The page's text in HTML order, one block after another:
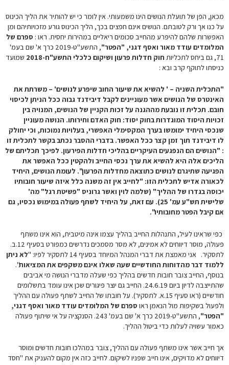
מכאן, הפן של תועלת הנושים הינו משמעותי. אין לומר כי יש להותיר את הליך הכינוס
על כנו אך ורק לטובתם. הנושים אינם חפצים בכך, הליך הכינוס גורע מזכויותיהם ומן
האפשרות שלהם להיפרע מהחייב סכומים ריאליים במהירות יחסית. ראו : ספרם של
המלומדים עודד מאור ואסף דגני, "הפטר"
, התשע"ט-2019 כרך א' שם בעמ'
71, גם ביחס לתכליות
חוק חדלות פרעון ושיקום כלכלי התשע"ח-2018
שמועד
כניסתו לתוקף קרב ובא :
"התכלית השניה – ' להשיא את שיעור החוב שיפרע לנושים' – משרתת את
האינטרס של הנושים אשר מעוניינים לקבל דיבידנד גבוה ככל הניתן לכיסוי
חובם. תכלית זו נובעת מההגנה על זכות הקניין של הנושים, המנויה בין
זכויות היסוד המוגדרות בחוק יסוד: חוק האדם וחירותו. הנושה מעוניין
שנכסי היחיד ימומשו בערך המקסימלי האפשרי, בעלויות נמוכות, וכי יחולק
לו דיבידנד תוך זמן קצר ככל האפשר. בדברי ההסבר נכתב בקשר לתכלית זו
: "הנושים הם הנפגעים העיקריים בהליכי חדלות הפירעון. לפיכך תכליתם של
הליכים אלה היא להשיא את ערך נכסי החייב ולהקטין ככל האפשר את
הפגיעה שתיגרם לנושים כתוצאה מחדלות הפרעון". לעומת הנושים, היחיד
לכאורה אדיש לתכלית הזו: "לחייב אין זה משנה כלל איזה שיעור חובותיו
יכוסה בגדרו של ההליך" (שלמה לוין ואשר גרוניס "פשיטת רגל" מה'
שלישית תש"ע עמ' 25). עם זאת, על היחיד לשתף פעולה במימוש נכסיו, גם
אם קיבל הפטר מחובותיו".
כפי שראינו לעיל, התנהלות החייב בהליך עצמו אינה מיטבית, הוא אינו משתף
פעולה, מוסר דיווחים לא אמינים, לא מסר מסמכים נדרשים כמפורט בסעיף 12.ב.
לתסקיר. אני מאמצת את דברי המנהל המיוחד בסעיף 14 לתסקיר לפיו: "
לא ניתן
ללמוד דבר מהדוחות החודשיים שעה שאלו אינם משקפים את המציאות".
בנוסף, החייב צובר חובות חדשים בהליך כפי שעלה מדברי הנושה מי אביבים
שהתייצבה לדיון ביום 24.6.19. החייב גם יוצר פיגורים שכן אינו עומד בתשלומים
חודשיים (ראו סעיף 15.א. לתסקיר). על חובתו של החייב לשתף פעולה עם ההליך
ולפעול בשקיפות מול הנאמן ראו ספרם של המלומדים עודד מאור ואסף דגני,
"הפטר"
, התשע"ט-2019 כרך א' שם בעמ' 243. הסנקציה על אי שיתוף פעולה
כאמור עשויה לעלות כדי ביטול ההליך.
אך חייב אשר אינו משתף פעולה עם ההליך, צובר במהלכו חובות חדשים ומוסר
דיווחים לא מדויקים, אינו חייב שפניו לשיקום. לחייב כזה אין מקום להעניק את "חסד